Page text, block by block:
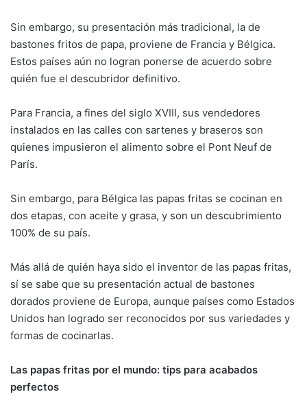
Sin embargo, su presentación más tradicional, la de
bastones fritos de papa, proviene de Francia y Bélgica.
Estos países aún no logran ponerse de acuerdo sobre
quién fue el descubridor definitivo.
Para Francia, a fines del siglo XVIII, sus vendedores
instalados en las calles con sartenes y braseros son
quienes impusieron el alimento sobre el Pont Neuf de
París.
Sin embargo, para Bélgica las papas fritas se cocinan en
dos etapas, con aceite y grasa, y son un descubrimiento
100% de su país.
Más allá de quién haya sido el inventor de las papas fritas,
sí se sabe que su presentación actual de bastones
dorados proviene de Europa, aunque países como Estados
Unidos han logrado ser reconocidos por sus variedades y
formas de cocinarlas.
Las papas fritas por el mundo: tips para acabados
perfectos